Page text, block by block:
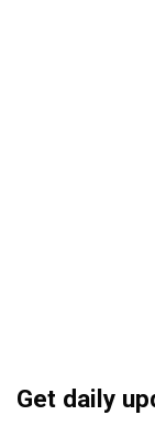
Get daily